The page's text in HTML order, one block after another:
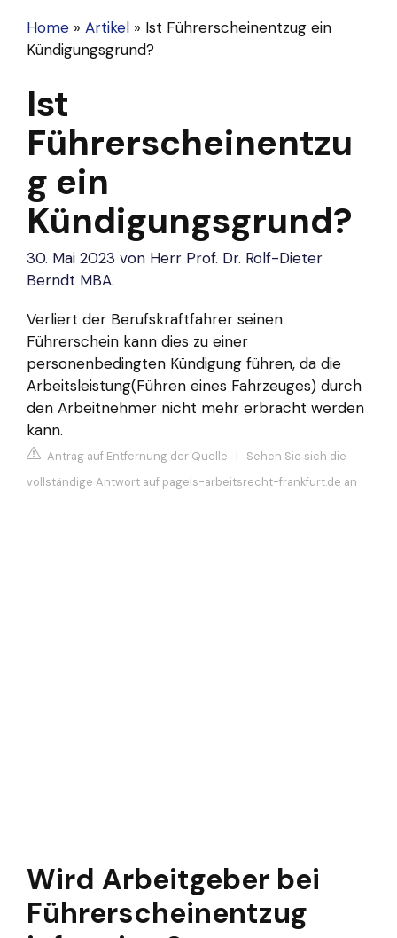
Home » Artikel » Ist Führerscheinentzug ein
Kündigungsgrund?
Ist
Führerscheinentzu
g ein
Kündigungsgrund?
30. Mai 2023 von Herr Prof. Dr. Rolf-Dieter
Berndt MBA.
Verliert der Berufskraftfahrer seinen
Führerschein kann dies zu einer
personenbedingten Kündigung führen, da die
Arbeitsleistung(Führen eines Fahrzeuges) durch
den Arbeitnehmer nicht mehr erbracht werden
kann.
Antrag auf Entfernung der Quelle | Sehen Sie sich die
vollständige Antwort auf pagels-arbeitsrecht-frankfurt.de an
Wird Arbeitgeber bei
Führerscheinentzug